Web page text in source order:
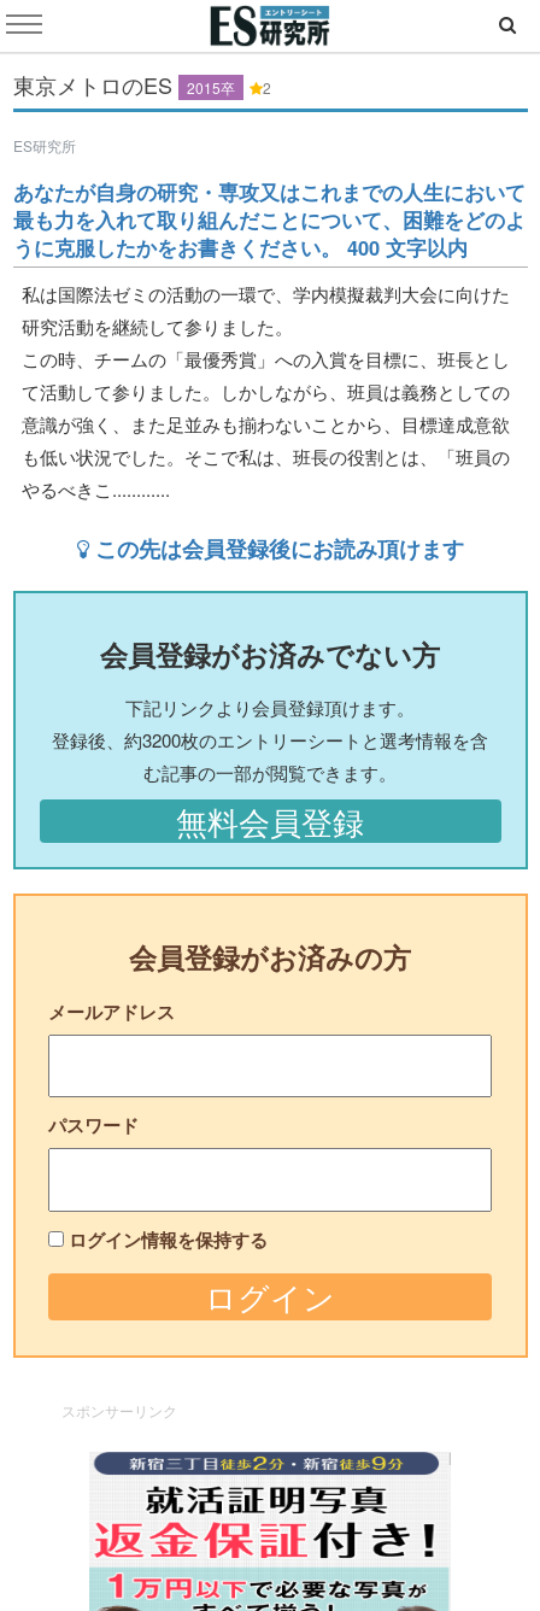
東京メトロのES 2015卒 2
ES研究所
あなたが自身の研究・専攻又はこれまでの人生において
最も力を入れて取り組んだことについて、困難をどのよ
うに克服したかをお書きください。 400 文字以内
私は国際法ゼミの活動の一環で、学内模擬裁判大会に向けた
研究活動を継続して参りました。
この時、チームの「最優秀賞」への入賞を目標に、班長とし
て活動して参りました。しかしながら、班員は義務としての
意識が強く、また足並みも揃わないことから、目標達成意欲
も低い状況でした。そこで私は、班長の役割とは、「班員の
やるべきこ............
この先は会員登録後にお読み頂けます
会員登録がお済みでない方
下記リンクより会員登録頂けます。
登録後、約3200枚のエントリーシートと選考情報を含
む記事の一部が閲覧できます。
無料会員登録
会員登録がお済みの方
メールアドレス
パスワード
ログイン情報を保持する
スポンサーリンク